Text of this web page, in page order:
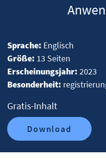
Sprache: Englisch
Größe: 13 Seiten
Erscheinungsjahr: 2023
Besonderheit:
Gratis-Inhalt
Download